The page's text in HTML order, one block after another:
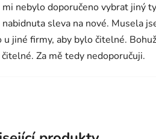
nebylo doporučeno vybrat jiný
sleva na nové. Musela
jiné firmy, aby bylo čitelné.
Za mě tedy nedoporučuji.